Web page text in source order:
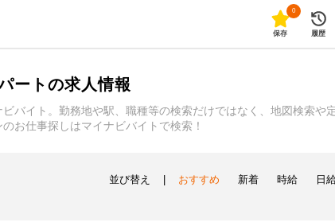
0
保存 履歴
ートの求人情報
バイト。勤務地や駅、職種等の検索だけではなく、地図検索や
お仕事探しはマイナビバイトで検索！
並び替え おすすめ 新着 時給 日